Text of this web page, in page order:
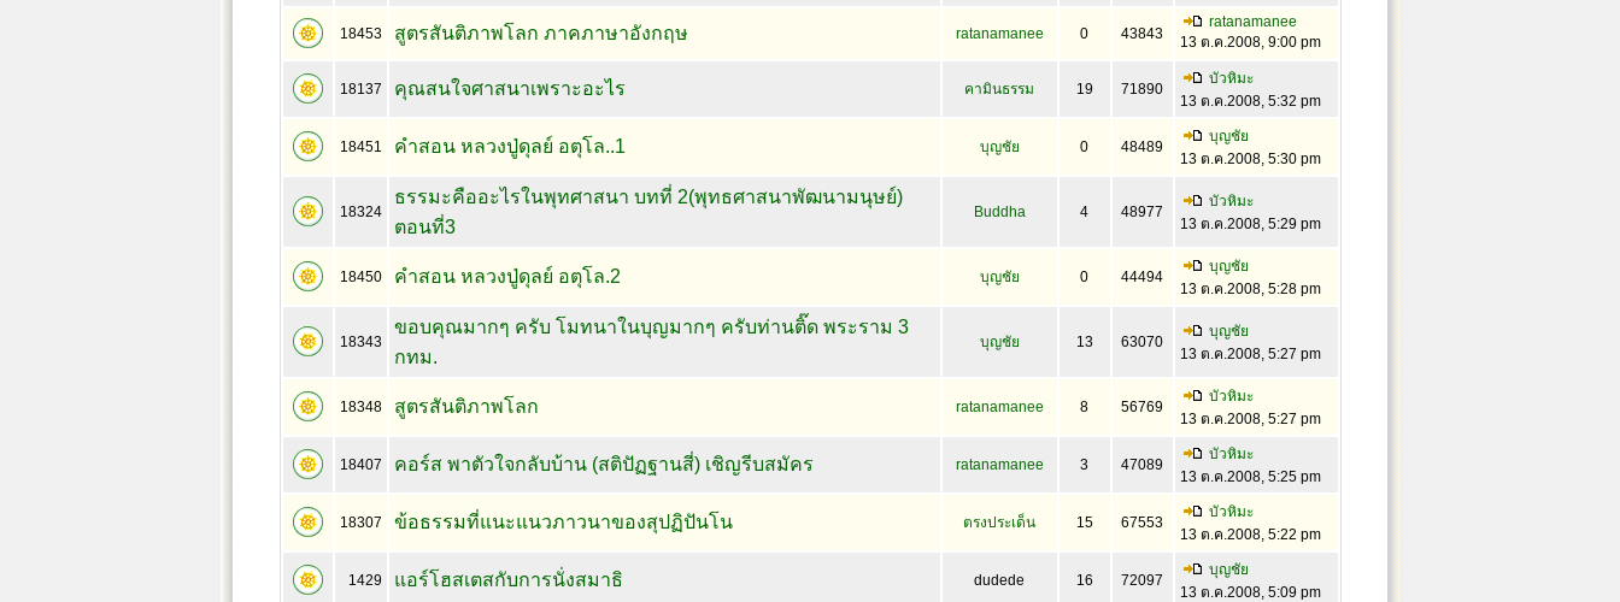
18453 สูตรสันติภาพโลก ภาคภาษาอังกฤษ ratanamanee 0 43843
ratanamanee
13 ต.ค.2008, 9:00 pm
18137 คุณสนใจศาสนาเพราะอะไร คามินธรรม 19 71890
บัวหิมะ
13 ต.ค.2008, 5:32 pm
18451 คำสอน หลวงปู่ดุลย์ อตุโล..1 บุญชัย 0 48489
บุญชัย
13 ต.ค.2008, 5:30 pm
18324
ธรรมะคืออะไรในพุทศาสนา บทที่ 2(พุทธศาสนาพัฒนามนุษย์)
ตอนที่3
Buddha 4 48977
บัวหิมะ
13 ต.ค.2008, 5:29 pm
18450 คำสอน หลวงปู่ดุลย์ อตุโล.2 บุญชัย 0 44494
บุญชัย
13 ต.ค.2008, 5:28 pm
18343
ขอบคุณมากๆ ครับ โมทนาในบุญมากๆ ครับท่านติ๊ด พระราม 3
กทม.
บุญชัย 13 63070
บุญชัย
13 ต.ค.2008, 5:27 pm
18348 สูตรสันติภาพโลก ratanamanee 8 56769
บัวหิมะ
13 ต.ค.2008, 5:27 pm
18407 คอร์ส พาตัวใจกลับบ้าน (สติปัฏฐานสี่) เชิญรีบสมัคร ratanamanee 3 47089
บัวหิมะ
13 ต.ค.2008, 5:25 pm
18307 ข้อธรรมที่แนะแนวภาวนาของสุปฏิปันโน ตรงประเด็น 15 67553
บัวหิมะ
13 ต.ค.2008, 5:22 pm
1429 แอร์โฮสเตสกับการนั่งสมาธิ dudede 16 72097
บุญชัย
13 ต.ค.2008, 5:09 pm